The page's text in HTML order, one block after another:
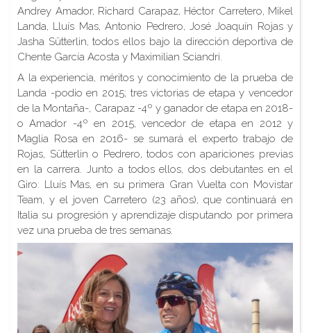
Andrey Amador, Richard Carapaz, Héctor Carretero, Mikel
Landa, Lluís Mas, Antonio Pedrero, José Joaquín Rojas y
Jasha Sütterlin, todos ellos bajo la dirección deportiva de
Chente García Acosta y Maximilian Sciandri.
A la experiencia, méritos y conocimiento de la prueba de
Landa -podio en 2015; tres victorias de etapa y vencedor
de la Montaña-, Carapaz -4º y ganador de etapa en 2018-
o Amador -4º en 2015, vencedor de etapa en 2012 y
Maglia Rosa en 2016- se sumará el experto trabajo de
Rojas, Sütterlin o Pedrero, todos con apariciones previas
en la carrera. Junto a todos ellos, dos debutantes en el
Giro: Lluís Mas, en su primera Gran Vuelta con Movistar
Team, y el joven Carretero (23 años), que continuará en
Italia su progresión y aprendizaje disputando por primera
vez una prueba de tres semanas.